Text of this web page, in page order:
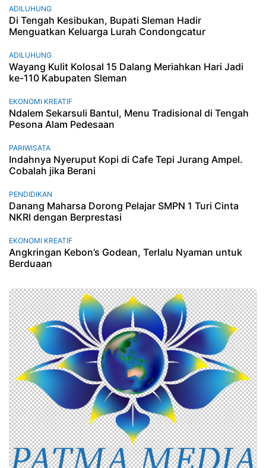
ADILUHUNG
Di Tengah Kesibukan, Bupati Sleman Hadir
Menguatkan Keluarga Lurah Condongcatur
ADILUHUNG
Wayang Kulit Kolosal 15 Dalang Meriahkan Hari Jadi
ke-110 Kabupaten Sleman
EKONOMI KREATIF
Ndalem Sekarsuli Bantul, Menu Tradisional di Tengah
Pesona Alam Pedesaan
PARIWISATA
Indahnya Nyeruput Kopi di Cafe Tepi Jurang Ampel.
Cobalah jika Berani
PENDIDIKAN
Danang Maharsa Dorong Pelajar SMPN 1 Turi Cinta
NKRI dengan Berprestasi
EKONOMI KREATIF
Angkringan Kebon’s Godean, Terlalu Nyaman untuk
Berduaan